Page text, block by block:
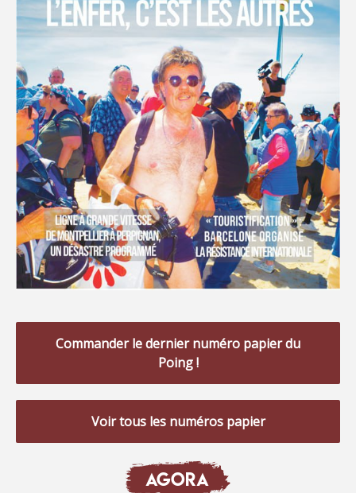
Commander le dernier numéro papier du
Poing !
Voir tous les numéros papier
AGORA